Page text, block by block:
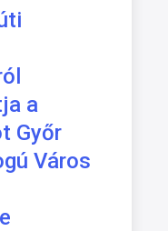
a
Győr
Város